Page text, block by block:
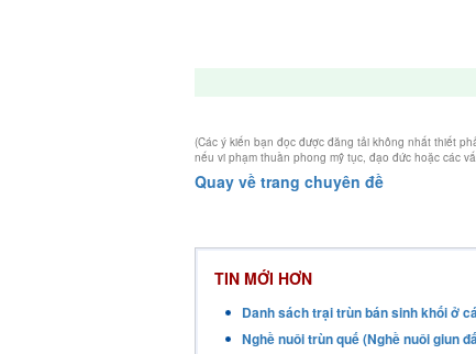
(Các ý kiến bạn đọc được đăng tải không nhất thiết
nếu vi phạm thuần phong mỹ tục, đạo đức hoặc các
Quay về trang chuyên đề
TIN MỚI HƠN
Danh sách trại trùn bán sinh khối ở
Nghề nuôi trùn quế (Nghề nuôi giun